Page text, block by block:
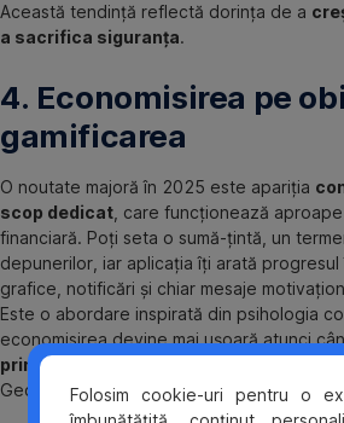
Această tendință reflectă dorința de a
a sacrifica siguranța.
4. Economisirea pe
gamificarea
O noutate majoră în 2025 este apariția
scop dedicat , care funcționează
financiară. Poți seta o sumă-țintă, un
depunerilor, iar aplicația îți arată progresul
grafice, notificări și chiar mesaje
Este o abordare inspirată din psihologia
economisirea devine mai ușoară atunci
prinde formă
. La BCR, această facilitate
George.
Folosim cookie-uri pentru o